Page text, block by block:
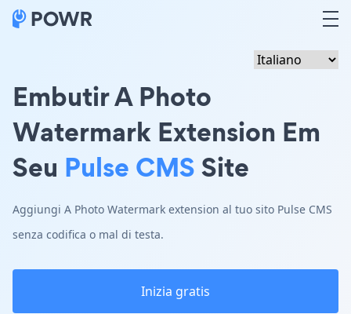
Embutir A Photo
Watermark Extension Em
Seu Pulse CMSSite
Aggiungi A Photo Watermark extension al tuo sito Pulse CMS
senza codifica o mal di testa.
Inizia gratis